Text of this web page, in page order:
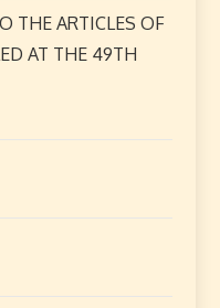
THE ARTICLES OF
AT THE 49TH